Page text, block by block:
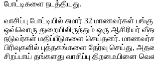
போட்டிகளை நடத்தியது.
வாசிப்பு போட்டியில் சுமார் 32 மாணவர்கள்
ஒவ்வொரு துறையிலிருந்தும் ஒரு ஆசிரியர்
நடுவர்கள் மதிப்பீடுகளை செய்தனர்.
பிரிவுகளில் புத்தகங்களை தேர்வு செய்து,
சிறப்பாய் தங்களது வாசிப்பு திறமையினை